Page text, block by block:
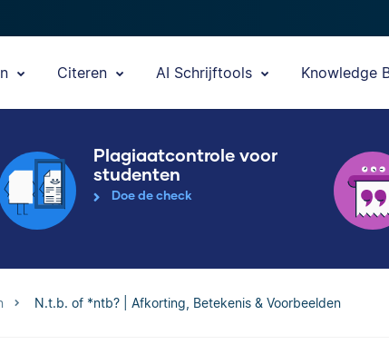
Citeren AI Schrijftools Knowledge
Plagiaatcontrole voor
studenten
Doe de check
N.t.b. of *ntb? | Afkorting, Betekenis & Voorbeelden